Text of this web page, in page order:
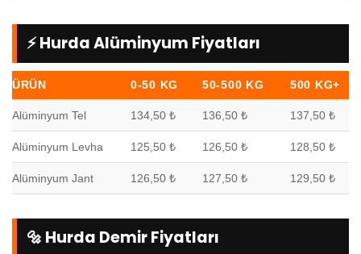
⚡ Hurda Alüminyum Fiyatları
ÜRÜN 0-50 KG 50-500 KG 500 KG+
Alüminyum Tel 134,50 ₺ 136,50 ₺ 137,50 ₺
Alüminyum Levha 125,50 ₺ 126,50 ₺ 128,50 ₺
Alüminyum Jant 126,50 ₺ 127,50 ₺ 129,50 ₺
🔩 Hurda Demir Fiyatları